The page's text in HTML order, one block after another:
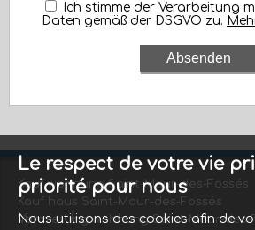
Ich stimme der Verarbeitung
Daten gemäß der DSGVO zu.
Kauf wohnung Saint-Maur-des-Fossés
Kauf haus Saint-Maur-des-Fossés
Vermietung wohnung Saint-Maur-des-
Le respect de votre vie
priorité pour nous
Nous utilisons des cookies afin de